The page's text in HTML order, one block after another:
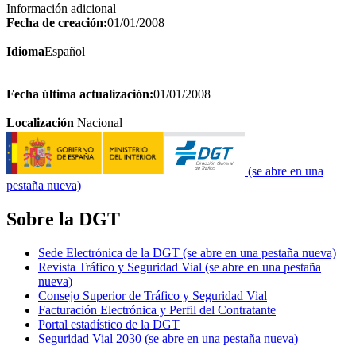
Información adicional
Fecha de creación:01/01/2008
IdiomaEspañol
Fecha última actualización:01/01/2008
Localización Nacional
(se abre en una
pestaña nueva)
Sobre la DGT
Sede Electrónica de la DGT (se abre en una pestaña nueva)
Revista Tráfico y Seguridad Vial (se abre en una pestaña
nueva)
Consejo Superior de Tráfico y Seguridad Vial
Facturación Electrónica y Perfil del Contratante
Portal estadístico de la DGT
Seguridad Vial 2030 (se abre en una pestaña nueva)